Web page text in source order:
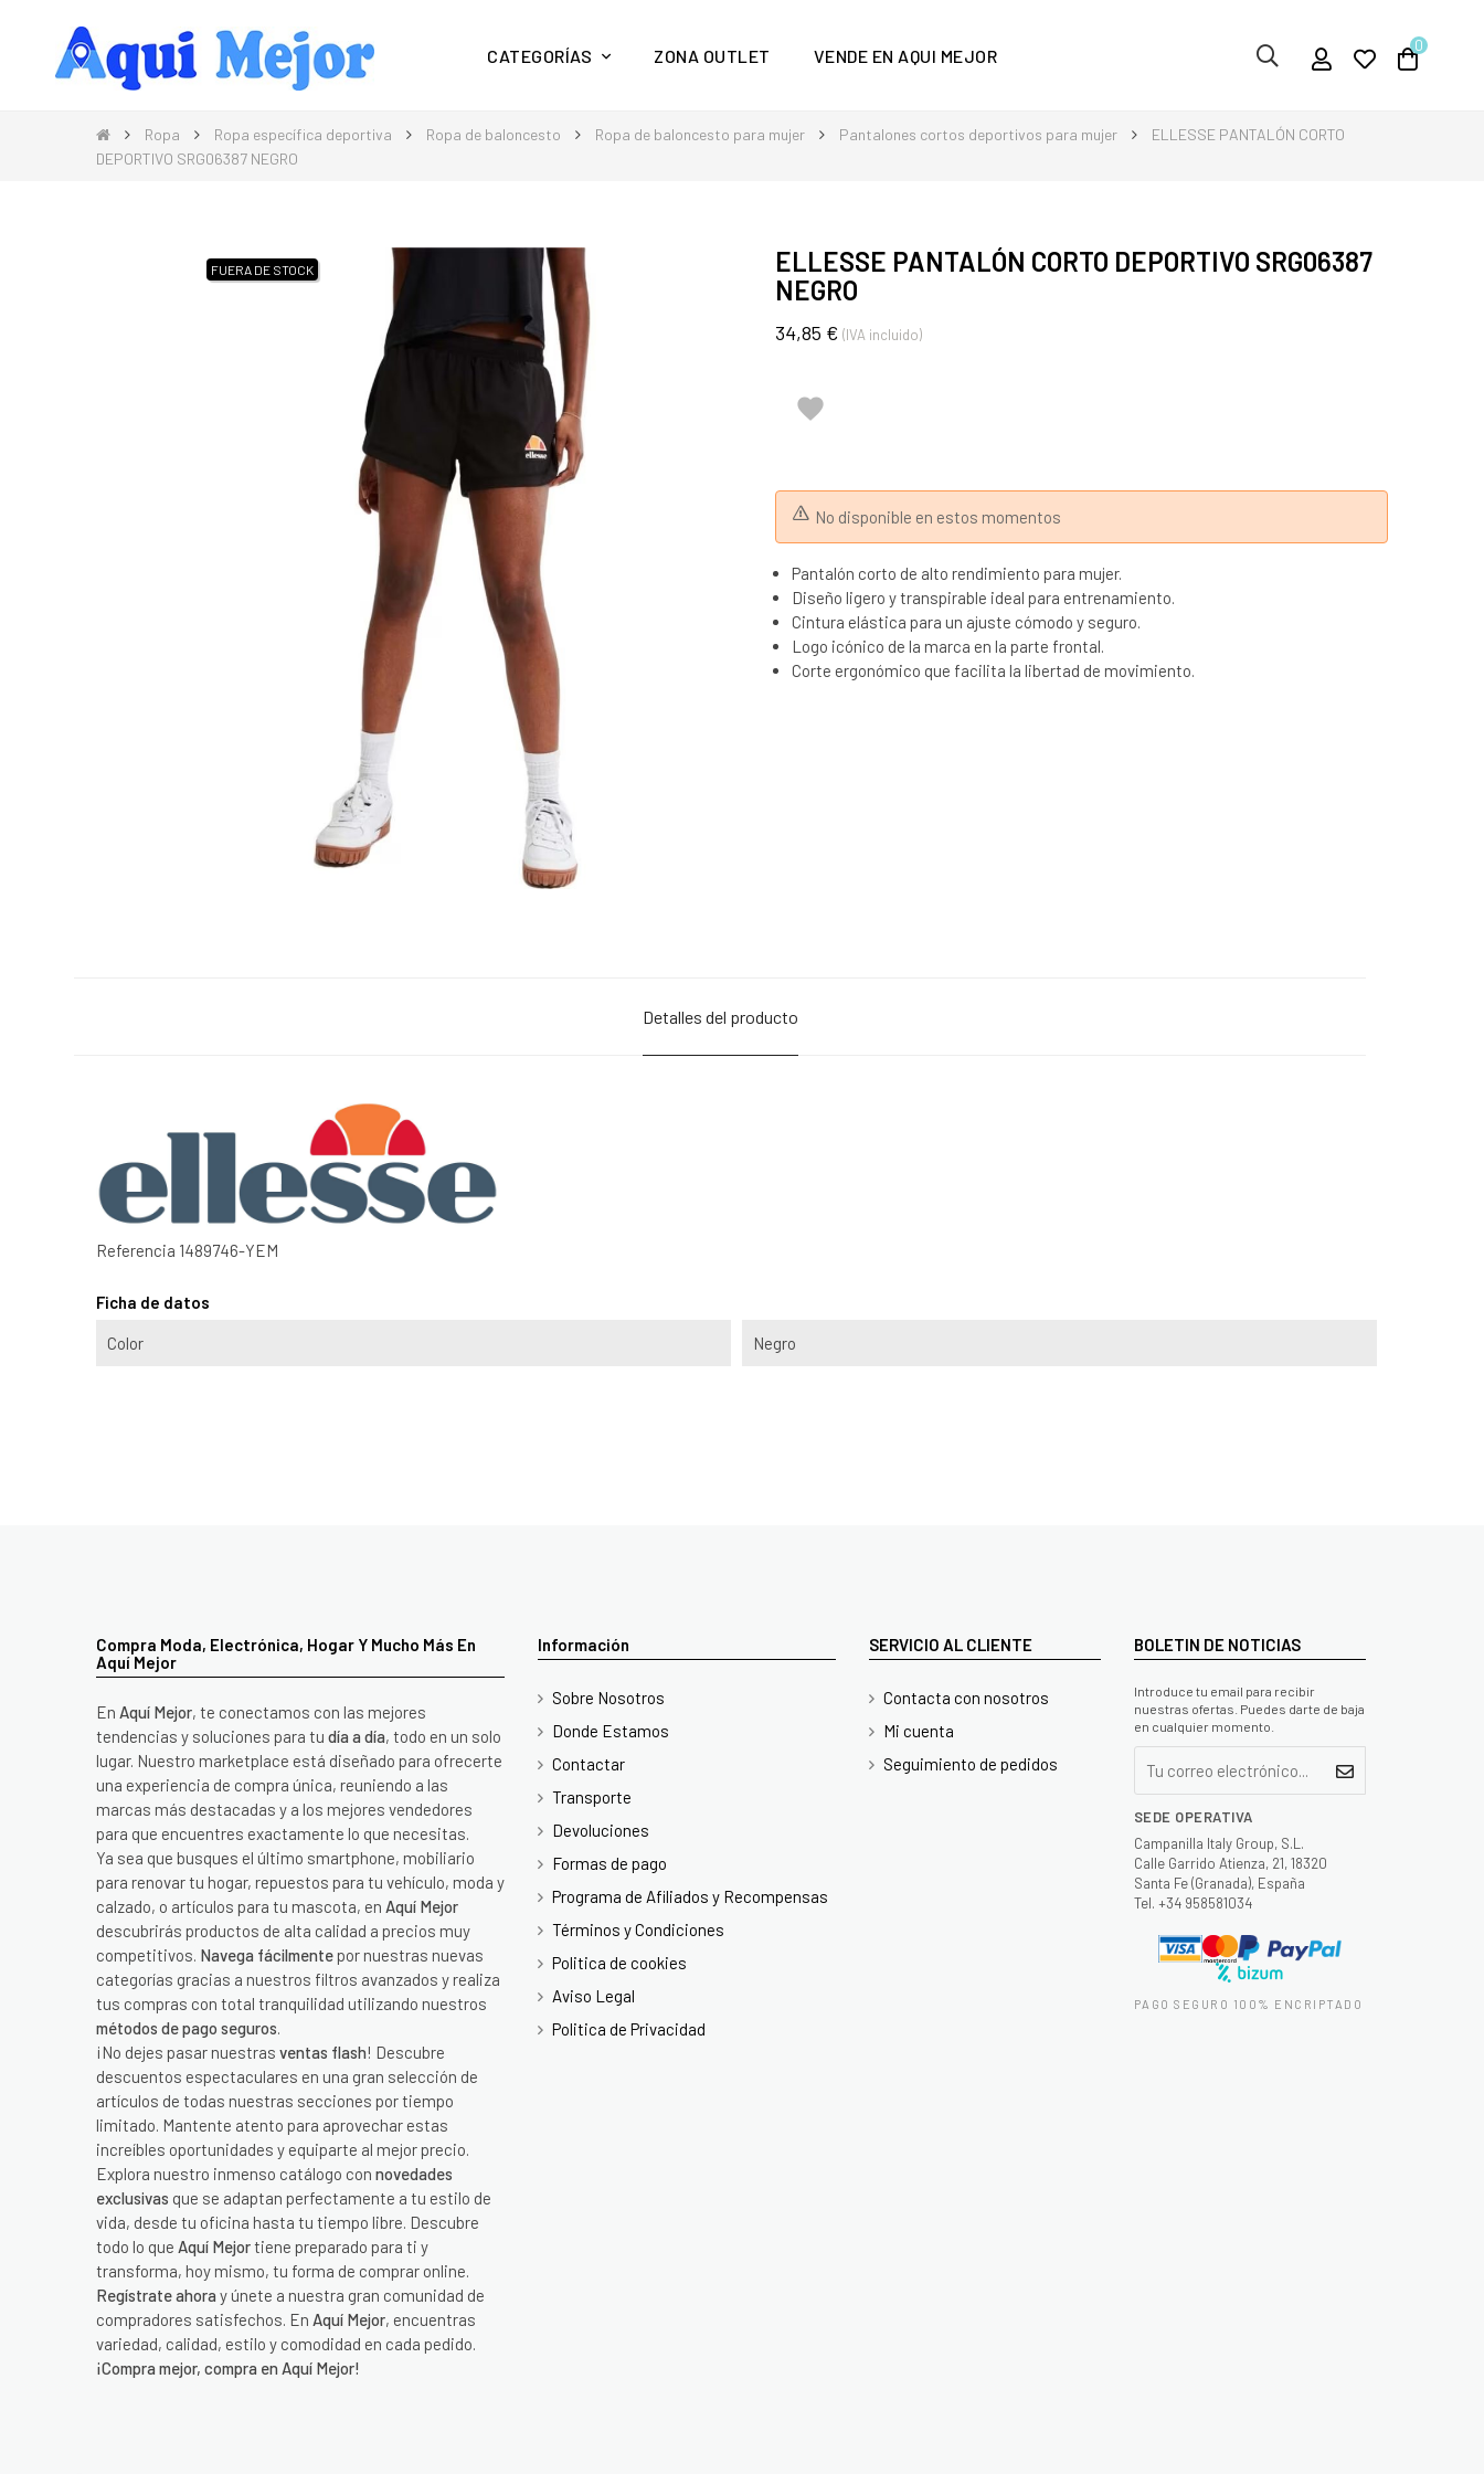
Compra Moda, Electrónica, Hogar y mucho más en Aquí Mejor
CATEGORÍAS ZONA OUTLET VENDE EN AQUI MEJOR 0
Ropa Ropa específica deportiva Ropa de baloncesto Ropa de baloncesto para mujer Pantalones cortos deportivos para mujer
ELLESSE PANTALÓN CORTO
DEPORTIVO SRG06387 NEGRO
FUERA DE STOCK
ELLESSE PANTALÓN CORTO DEPORTIVO SRG06387
NEGRO
34,85 € (IVA incluido)

No disponible en estos momentos
Pantalón corto de alto rendimiento para mujer.
Diseño ligero y transpirable ideal para entrenamiento.
Cintura elástica para un ajuste cómodo y seguro.
Logo icónico de la marca en la parte frontal.
Corte ergonómico que facilita la libertad de movimiento.
Detalles del producto
Referencia 1489746-YEM
Ficha de datos
Color Negro
Compra Moda, Electrónica, Hogar Y Mucho Más En
Aquí Mejor
En Aquí Mejor, te conectamos con las mejores
tendencias y soluciones para tu día a día, todo en un solo
lugar. Nuestro marketplace está diseñado para ofrecerte
una experiencia de compra única, reuniendo a las
marcas más destacadas y a los mejores vendedores
para que encuentres exactamente lo que necesitas.
Ya sea que busques el último smartphone, mobiliario
para renovar tu hogar, repuestos para tu vehículo, moda y
calzado, o artículos para tu mascota, en Aquí Mejor
descubrirás productos de alta calidad a precios muy
competitivos. Navega fácilmente por nuestras nuevas
categorías gracias a nuestros filtros avanzados y realiza
tus compras con total tranquilidad utilizando nuestros
métodos de pago seguros.
¡No dejes pasar nuestras ventas flash! Descubre
descuentos espectaculares en una gran selección de
artículos de todas nuestras secciones por tiempo
limitado. Mantente atento para aprovechar estas
increíbles oportunidades y equiparte al mejor precio.
Explora nuestro inmenso catálogo con novedades
exclusivas que se adaptan perfectamente a tu estilo de
vida, desde tu oficina hasta tu tiempo libre. Descubre
todo lo que Aquí Mejortiene preparado para ti y
transforma, hoy mismo, tu forma de comprar online.
Regístrate ahora y únete a nuestra gran comunidad de
compradores satisfechos. En Aquí Mejor, encuentras
variedad, calidad, estilo y comodidad en cada pedido.
¡Compra mejor, compra en Aquí Mejor!
Información
Sobre Nosotros
Donde Estamos
Contactar
Transporte
Devoluciones
Formas de pago
Programa de Afiliados y Recompensas
Términos y Condiciones
Politica de cookies
Aviso Legal
Politica de Privacidad
SERVICIO AL CLIENTE
Contacta con nosotros
Mi cuenta
Seguimiento de pedidos
BOLETIN DE NOTICIAS
Introduce tu email para recibir
nuestras ofertas. Puedes darte de baja
en cualquier momento.
SEDE OPERATIVA
Campanilla Italy Group, S.L.
Calle Garrido Atienza, 21, 18320
Santa Fe (Granada), España
Tel. +34 958581034
PAGO SEGURO 100% ENCRIPTADO